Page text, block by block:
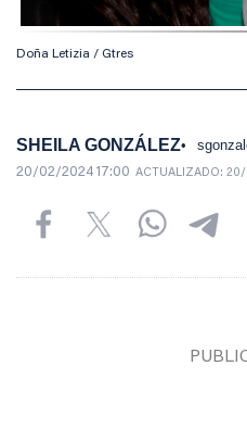
Doña Letizia / Gtres
SHEILA GONZÁLEZ
20/02/2024 17:00 ACTUALIZADO: 20/